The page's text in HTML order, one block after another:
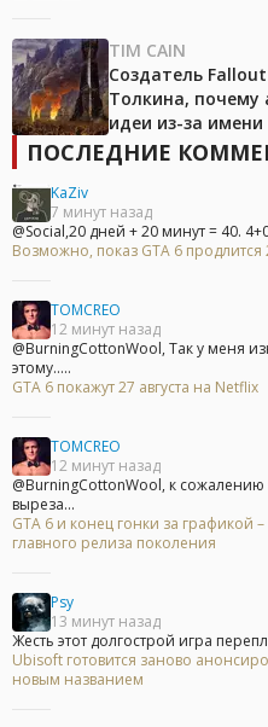
TIM CAIN
Создатель
Толкина, почему
идеи из-за имени
ПОСЛЕДНИЕ
KaZiv
7 минут назад
@Social,20 дней + 20 минут = 40.
Возможно, показ GTA 6 продлится
TOMCREO
12 минут назад
@BurningCottonWool, Так у меня
этому.....
GTA 6 покажут 27 августа на Netflix
TOMCREO
12 минут назад
@BurningCottonWool, к сожалению
выреза...
GTA 6 и конец гонки за графикой
главного релиза поколения
Psy
13 минут назад
Жесть этот долгострой игра
Ubisoft готовится заново
новым названием